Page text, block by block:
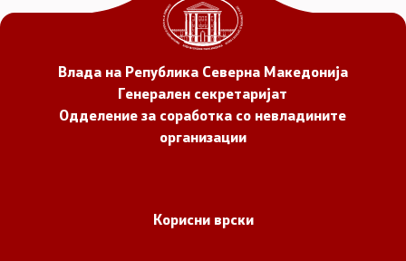
Влада на Република Северна Македонија
Генерален секретаријат
Одделение за соработка со невладините
организации
Корисни врски